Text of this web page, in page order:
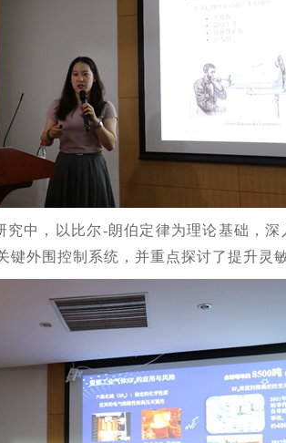
究中，以比尔-朗伯定律为理论基础，深
外围控制系统，并重点探讨了提升灵